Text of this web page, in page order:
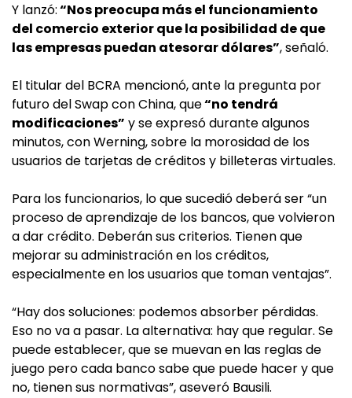
Y lanzó:“Nos preocupa más el funcionamiento
del comercio exterior que la posibilidad de que
las empresas puedan atesorar dólares”, señaló.
El titular del BCRA mencionó, ante la pregunta por
futuro del Swap con China, que“no tendrá
modificaciones” y se expresó durante algunos
minutos, con Werning, sobre la morosidad de los
usuarios de tarjetas de créditos y billeteras virtuales.
Para los funcionarios, lo que sucedió deberá ser “un
proceso de aprendizaje de los bancos, que volvieron
a dar crédito. Deberán sus criterios. Tienen que
mejorar su administración en los créditos,
especialmente en los usuarios que toman ventajas”.
“Hay dos soluciones: podemos absorber pérdidas.
Eso no va a pasar. La alternativa: hay que regular. Se
puede establecer, que se muevan en las reglas de
juego pero cada banco sabe que puede hacer y que
no, tienen sus normativas”, aseveró Bausili.